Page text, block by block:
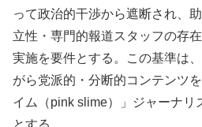
って政治的干渉から遮断され、
立性・専門的報道スタッフの存
実施を要件とする。この基準は
がら党派的・分断的コンテンツ
イム（pink slime）」ジャーナリ
とする。